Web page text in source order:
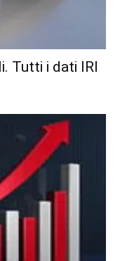
Tutti i dati IRI